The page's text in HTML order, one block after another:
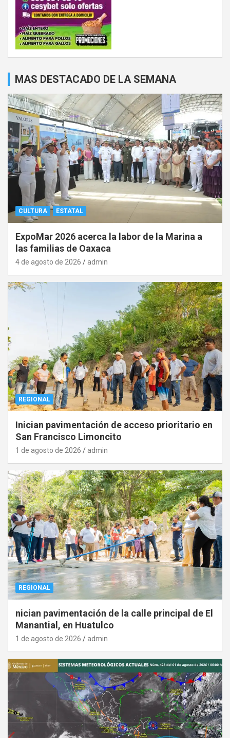
MAS DESTACADO DE LA SEMANA
CULTURA ESTATAL
ExpoMar 2026 acerca la labor de la Marina a
las familias de Oaxaca
4 de agosto de 2026 admin
REGIONAL
Inician pavimentación de acceso prioritario en
San Francisco Limoncito
1 de agosto de 2026 admin
REGIONAL
nician pavimentación de la calle principal de El
Manantial, en Huatulco
1 de agosto de 2026 admin